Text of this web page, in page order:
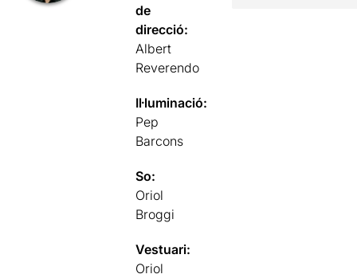
de
direcció:
Albert
Reverendo
Il·luminació:
Pep
Barcons
So:
Oriol
Broggi
Vestuari:
Oriol